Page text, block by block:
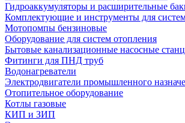
Гидроаккумуляторы и расширительные
Комплектующие и инструменты для
Мотопомпы бензиновые
Оборудование для систем отопления
Бытовые канализационные насосные
Фитинги для ПНД труб
Водонагреватели
Электродвигатели промышленного
Отопительное оборудование
Котлы газовые
КИП и ЗИП